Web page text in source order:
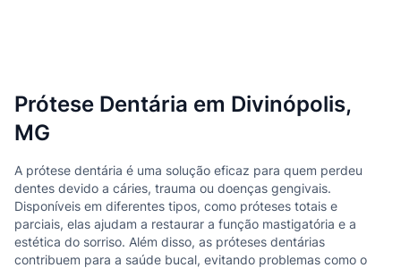
Prótese Dentária em Divinópolis,
MG
A prótese dentária é uma solução eficaz para quem perdeu
dentes devido a cáries, trauma ou doenças gengivais.
Disponíveis em diferentes tipos, como próteses totais e
parciais, elas ajudam a restaurar a função mastigatória e a
estética do sorriso. Além disso, as próteses dentárias
contribuem para a saúde bucal, evitando problemas como o